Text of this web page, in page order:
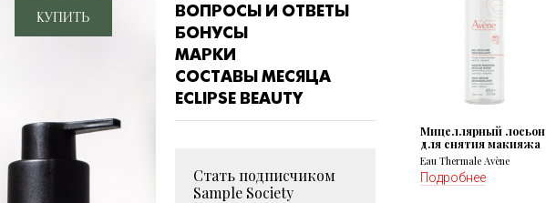
ВОПРОСЫ И ОТВЕТЫ
БОНУСЫ
МАРКИ
СОСТАВЫ МЕСЯЦА
ECLIPSE BEAUTY
Стать подписчиком
Sample Society
Мицеллярный лосьон
для снятия макияжа
Eau Thermale Avène
Подробнее